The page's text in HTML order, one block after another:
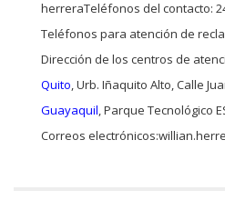
herreraTeléfonos del contacto:
Teléfonos para atención de
Dirección de los centros de
Quito, Urb. Iñaquito Alto, Calle
Guayaquil, Parque Tecnológico
Correos